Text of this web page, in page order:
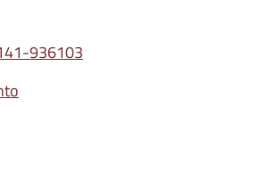
936103